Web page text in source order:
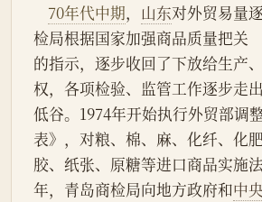
70年代中期， 山东对外贸易量
检局根据国家加强商品质量把关
的指示，逐步收回了下放给生产
权，各项检验、监管工作逐步走出
低谷。1974年开始执行外贸部调
表》，对粮、棉、麻、化纤、化
胶、纸张、原糖等进口商品实施
年，青岛商检局向地方政府和中央